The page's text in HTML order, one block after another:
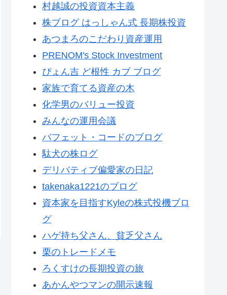
村越誠の投資資本主義
株ブログ はっしゃん式 長期株投資
あつまろのこだわり資産運用
PRENOM's Stock Investment
ぴょん吉 ど根性 カブ ブログ
家族で育てる資産の木
化学男のバリュー投資
みんなの運用会議
バフェット・コードのブログ
駄犬の株ログ
デリバティブ偏愛家の日記
takenaka1221のブログ
資本家を目指すKyleの株式投機ブロ
グ
ハゲ持ち父さん、貧乏父さん
栗のトレードメモ
ろくすけの長期投資の旅
あかんやつマンの開示速報